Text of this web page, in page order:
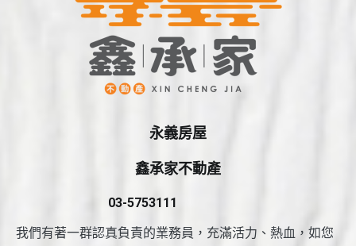
永義房屋
鑫承家不動產
03-5753111
我們有著一群認真負責的業務員，充滿活力、熱血，如您